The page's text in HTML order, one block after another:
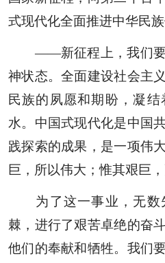
式现代化全面推进中华民族
——新征程上，我们要
神状态。全面建设社会主
民族的夙愿和期盼，凝
水。中国式现代化是中国
践探索的成果，是一项伟
巨，所以伟大；惟其艰巨，
为了这一事业，无数
棘，进行了艰苦卓绝的奋
他们的奉献和牺牲。我们